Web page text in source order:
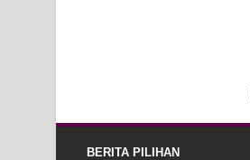
BERITA PILIHAN